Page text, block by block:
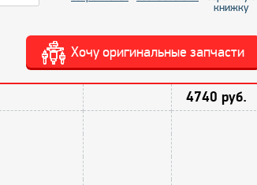
книжку
Хочу оригинальные запчасти
4740 руб.